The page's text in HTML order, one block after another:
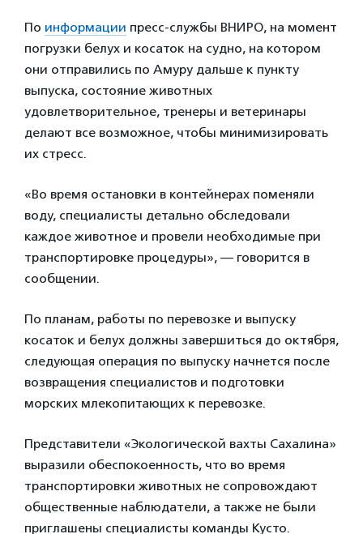
По информации пресс-службы ВНИРО, на момент
погрузки белух и косаток на судно, на котором
они отправились по Амуру дальше к пункту
выпуска, состояние животных
удовлетворительное, тренеры и ветеринары
делают все возможное, чтобы минимизировать
их стресс.
«Во время остановки в контейнерах поменяли
воду, специалисты детально обследовали
каждое животное и провели необходимые при
транспортировке процедуры», — говорится в
сообщении.
По планам, работы по перевозке и выпуску
косаток и белух должны завершиться до октября,
следующая операция по выпуску начнется после
возвращения специалистов и подготовки
морских млекопитающих к перевозке.
Представители «Экологической вахты Сахалина»
выразили обеспокоенность, что во время
транспортировки животных не сопровождают
общественные наблюдатели, а также не были
приглашены специалисты команды Кусто.